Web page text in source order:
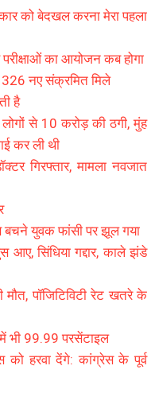
को बेदखल करना मेरा पहला
का आयोजन कब होगा
326 नए संक्रमित मिले
है
से 10 करोड़ की ठगी, मुंह
कर ली थी
गिरफ्तार, मामला नवजात
बचने युवक फांसी पर झूल गया
आए, सिंधिया गद्दार, काले झंडे
पॉजिटिविटी रेट खतरे के
भी 99.99 परसेंटाइल
को हरवा देंगे: कांग्रेस के पूर्व